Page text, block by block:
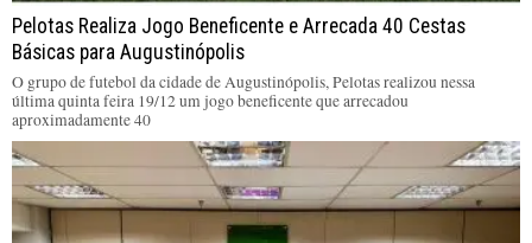
Pelotas Realiza Jogo Beneficente e Arrecada 40 Cestas
Básicas para Augustinópolis
O grupo de futebol da cidade de Augustinópolis, Pelotas realizou nessa
última quinta feira 19/12 um jogo beneficente que arrecadou
aproximadamente 40